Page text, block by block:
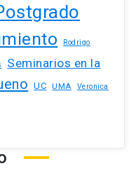
Rodrigo
Seminarios en la
UC UMA
Veronica